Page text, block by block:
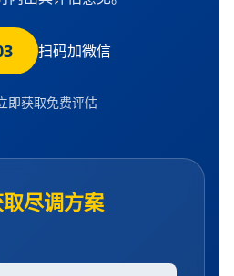
扫码加微信
即获取免费评估
尽调方案